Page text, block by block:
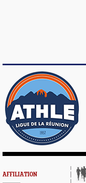
AFFILIATION